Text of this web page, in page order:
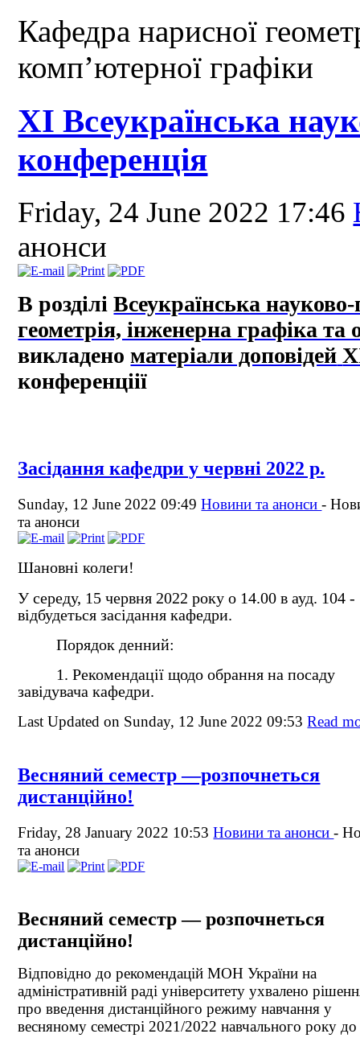
Кафедра нарисної
комп’ютерної графіки
ХІ Всеукраїнська
конференція
Friday, 24 June 2022 17:46
анонси
В розділіВсеукраїнська
геометрія, інженерна графіка та
викладеноматеріали доповідей
конференціії
Засідання кафедри у червні 2022 р.
Sunday, 12 June 2022 09:49Новини та анонси-
та анонси
Шановні колеги!
У середу, 15 червня 2022 року о 14.00 в ауд. 104 -
відбудеться засідання кафедри.
Порядок денний:
1. Рекомендації щодо обрання на посаду
завідувача кафедри.
Last Updated on Sunday, 12 June 2022 09:53Read
Весняний семестр —розпочнеться
дистанційно!
Friday, 28 January 2022 10:53Новини та анонси-
та анонси
Весняний семестр — розпочнеться
дистанційно!
Відповідно до рекомендацій МОН України на
адміністративній раді університету ухвалено
про введення дистанційного режиму навчання у
весняному семестрі 2021/2022 навчального року